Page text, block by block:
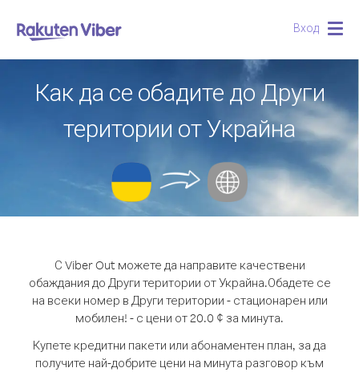
Вход
Как да се обадите до Други
територии от Украйна
С Viber Out можете да направите качествени
обаждания до Други територии от Украйна.Обадете се
на всеки номер в Други територии - стационарен или
мобилен! - с цени от 20.0 ¢ за минута.
Купете кредитни пакети или абонаментен план, за да
получите най-добрите цени на минута разговор към